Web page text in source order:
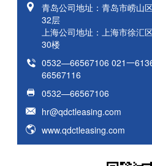
青岛公司地址：青岛市崂山
32层
上海公司地址：上海市徐汇
30楼
0532—66567106 021一
66567116
0532—66567106
hr@qdctleasing.com
www.qdctleasing.com